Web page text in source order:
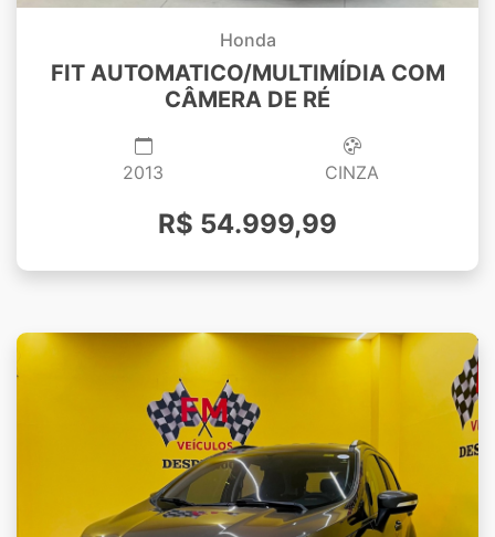
Honda
FIT AUTOMATICO/MULTIMÍDIA COM
CÂMERA DE RÉ
2013 CINZA
R$ 54.999,99